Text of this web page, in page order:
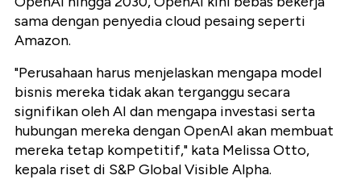
sama dengan penyedia cloud pesaing seperti
Amazon.
"Perusahaan harus menjelaskan mengapa model
bisnis mereka tidak akan terganggu secara
signifikan oleh AI dan mengapa investasi serta
hubungan mereka dengan OpenAI akan membuat
mereka tetap kompetitif," kata Melissa Otto,
kepala riset di S&P Global Visible Alpha.